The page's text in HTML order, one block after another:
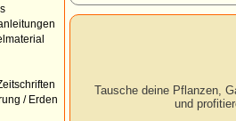
/ Erden
Tausche deine Pflanzen,
und